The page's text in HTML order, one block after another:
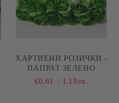
ХАРТИЕНИ РОЗИЧКИ -
ПАПРАТ ЗЕЛЕНО
€0.61
1.19лв.